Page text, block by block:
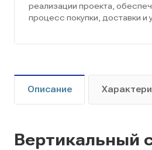
реализации проекта,
процесс покупки, доставки и
Описание
Вертикальный